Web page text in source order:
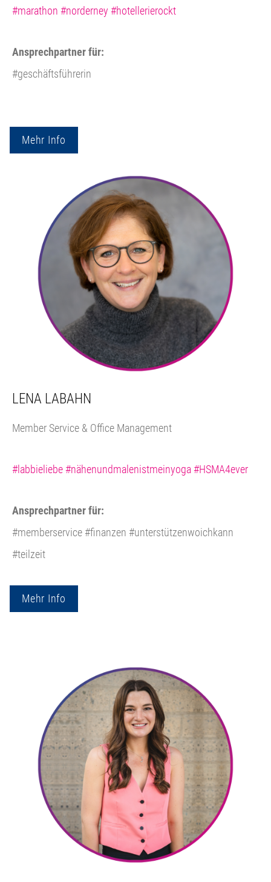
#marathon #norderney #hotellerierockt
Ansprechpartner für:
#geschäftsführerin
Mehr Info
LENA LABAHN
Member Service & Office Management
#labbieliebe #nähenundmalenistmeinyoga #HSMA4ever
Ansprechpartner für:
#memberservice #finanzen #unterstützenwoichkann
#teilzeit
Mehr Info